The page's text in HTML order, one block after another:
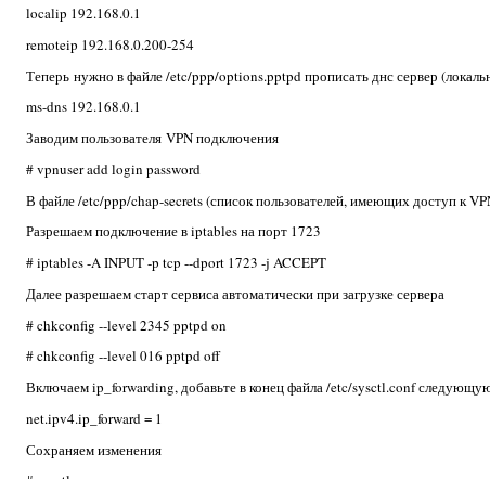
localip 192.168.0.1
remoteip 192.168.0.200-254
Теперь нужно в файле /etc/ppp/options.pptpd прописать днс сервер
ms-dns 192.168.0.1
Заводим пользователя VPN подключения
# vpnuser add login password
В файле /etc/ppp/chap-secrets (список пользователей, имеющих доступ к
Разрешаем подключение в iptables на порт 1723
# iptables -A INPUT -p tcp --dport 1723 -j ACCEPT
Далее разрешаем старт сервиса автоматически при загрузке сервера
# chkconfig --level 2345 pptpd on
# chkconfig --level 016 pptpd off
Включаем ip_forwarding, добавьте в конец файла /etc/sysctl.conf
net.ipv4.ip_forward = 1
Сохраняем изменения